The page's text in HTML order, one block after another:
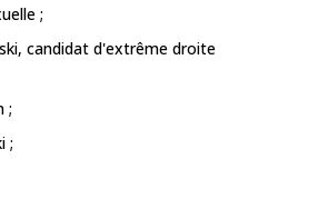
;
candidat d'extrême droite
;
;